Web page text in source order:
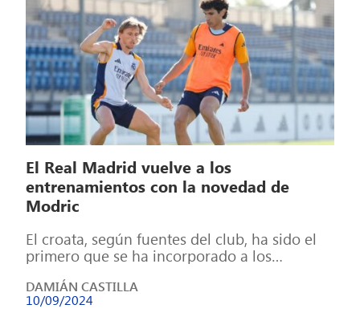
El Real Madrid vuelve a los
entrenamientos con la novedad de
Modric
El croata, según fuentes del club, ha sido el
primero que se ha incorporado a los
DAMIÁN CASTILLA
10/09/2024